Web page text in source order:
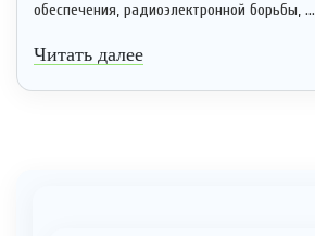
обеспечения, радиоэлектронной борьбы, ...
Читать далее